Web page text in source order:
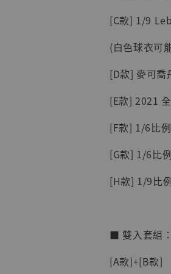
【
系
NT$
[C款] 1/9
(白色球衣可
[D款] 麥可喬
[E款] 2021
[F款] 1/6比
[G款] 1/6比
[H款] 1/9比
■ 雙入套組：
[A款]+[B款]